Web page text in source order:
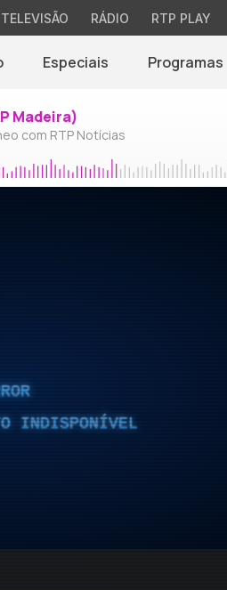
TELEVISÃO RÁDIO RTP PLAY
Especiais Programas
Madeira)
com RTP Notícias
INDISPONÍVEL